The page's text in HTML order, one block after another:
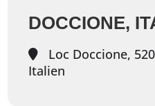
DOCCIONE,
Loc Doccione,
Italien